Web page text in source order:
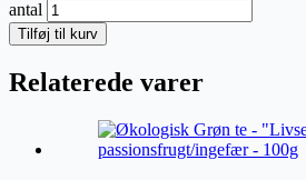
antal
Tilføj til kurv
Relaterede varer